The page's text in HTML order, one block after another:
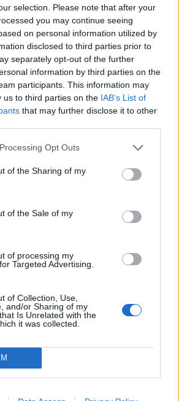
selection. Please note that after your
you may continue seeing
on personal information utilized by
disclosed to third parties prior to
separately opt-out of the further
information by third parties on the
participants. This information may
us to third parties on the IAB’s List of
that may further disclose it to other
Opt Outs
of the Sharing of my
of the Sale of my
of processing my
Targeted Advertising.
of Collection, Use,
and/or Sharing of my
Is Unrelated with the
it was collected.
ΣΕ ΑΥΤΉ ΤΗΝ ΚΑΤΗΓΟΡΊΑ
ΣΔΟΕ: Κατάσχεσαν
220.000 παράνομα CD και
DVD